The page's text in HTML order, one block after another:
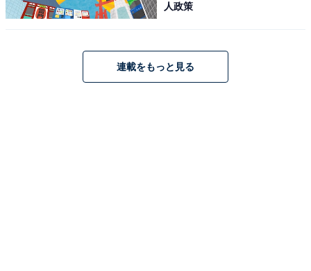
人政策
連載をもっと見る